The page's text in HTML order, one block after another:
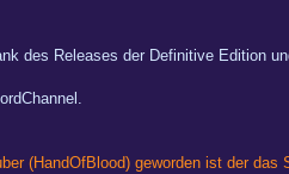
des Releases der Definitive Edition
(HandOfBlood) geworden ist der das